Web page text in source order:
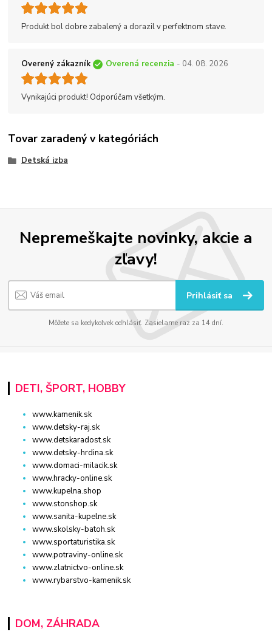
Produkt bol dobre zabalený a dorazil v perfektnom stave.
Overený zákazník Overená recenzia - 04. 08. 2026
Vynikajúci produkt! Odporúčam všetkým.
Tovar zaradený v kategóriách
Detská izba
Nepremeškajte novinky, akcie a
zľavy!
Prihlásiť sa
Môžete sa kedykoľvek odhlásiť. Zasielame raz za 14 dní.
DETI, ŠPORT, HOBBY
www.kamenik.sk
www.detsky-raj.sk
www.detskaradost.sk
www.detsky-hrdina.sk
www.domaci-milacik.sk
www.hracky-online.sk
www.kupelna.shop
www.stonshop.sk
www.sanita-kupelne.sk
www.skolsky-batoh.sk
www.sportaturistika.sk
www.potraviny-online.sk
www.zlatnictvo-online.sk
www.rybarstvo-kamenik.sk
DOM, ZÁHRADA